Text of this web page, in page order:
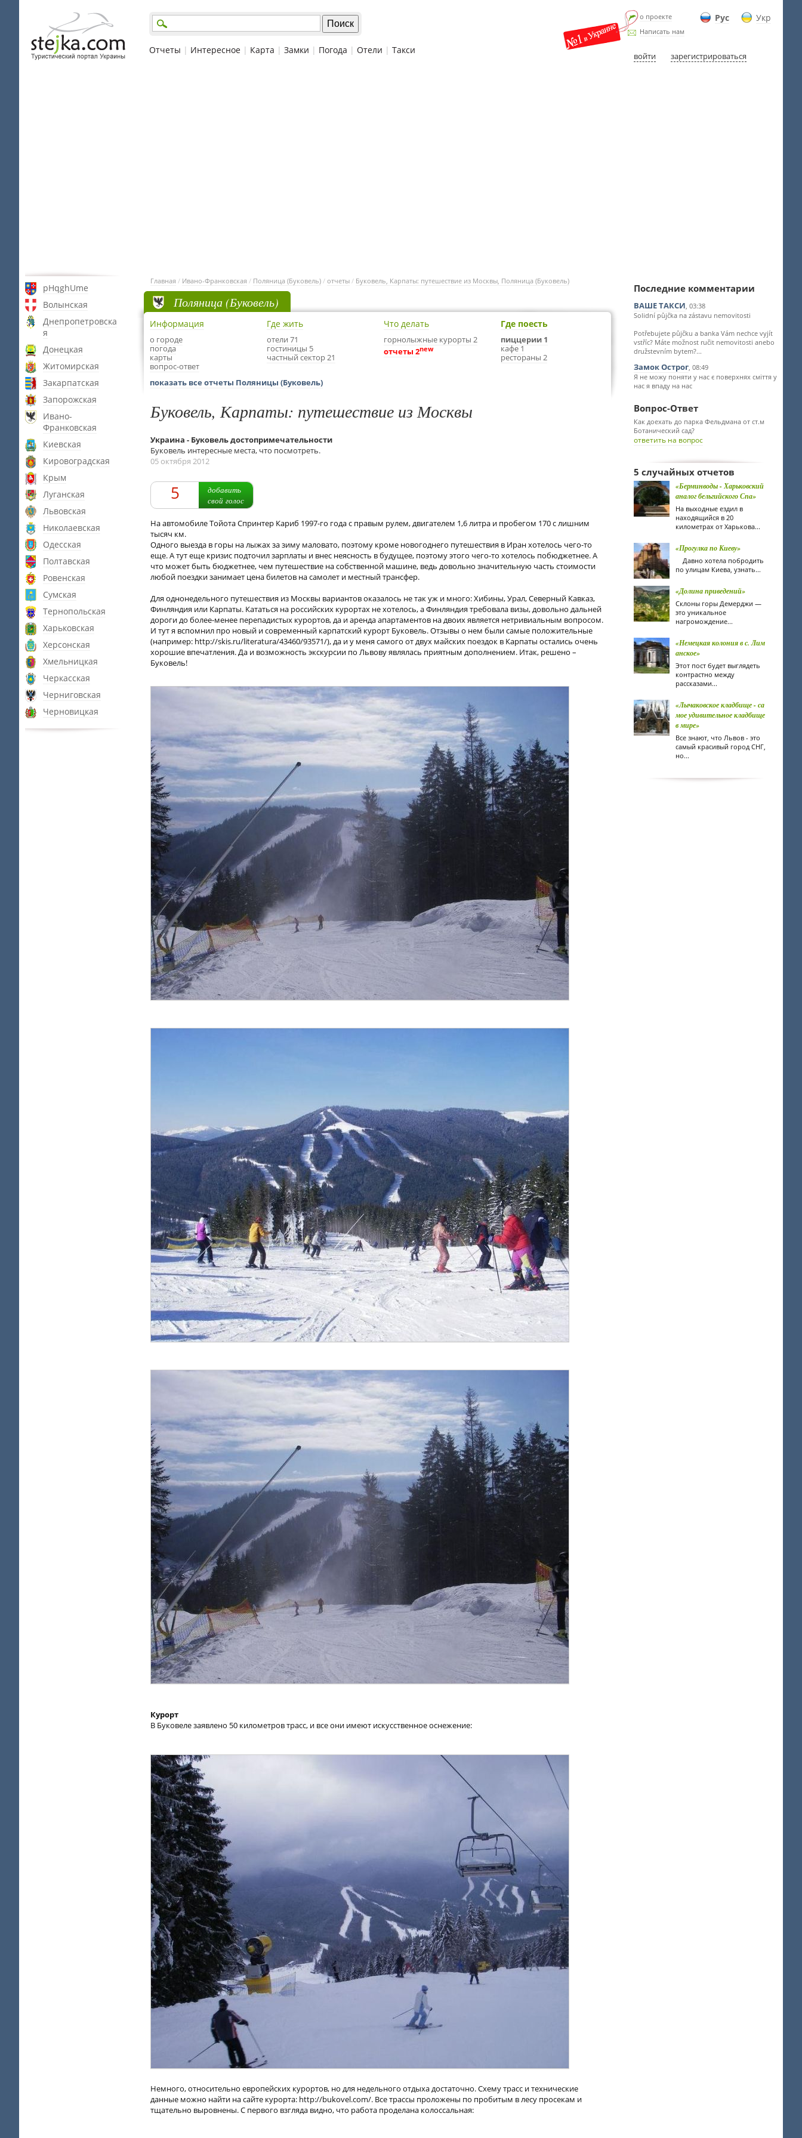
Рус Укр
о проекте
Написать нам
войти зарегистрироваться
Отчеты | Интересное | Карта | Замки | Погода | Отели | Такси
pHqghUme
Волынская
Днепропетровска
я
Донецкая
Житомирская
Закарпатская
Запорожская
Ивано-
Франковская
Киевская
Кировоградская
Крым
Луганская
Львовская
Николаевская
Одесская
Полтавская
Ровенская
Сумская
Тернопольская
Харьковская
Херсонская
Хмельницкая
Черкасская
Черниговская
Черновицкая
Главная / Ивано-Франковская / Поляница (Буковель) / отчеты / Буковель, Карпаты: путешествие из Москвы, Поляница (Буковель)
Поляница (Буковель)
Информация
о городе
погода
карты
вопрос-ответ
Где жить
отели 71
гостиницы 5
частный сектор 21
Что делать
горнолыжные курорты 2
отчеты 2new
Где поесть
пиццерии 1
кафе 1
рестораны 2
показать все отчеты Поляницы (Буковель)
Буковель, Карпаты: путешествие из Москвы
Украина - Буковель достопримечательности
Буковель интересные места, что посмотреть.
05 октября 2012
5
добавить
свой голос
На автомобиле Тойота Спринтер Кариб 1997-го года с правым рулем, двигателем 1,6 литра и пробегом 170 с лишним
тысяч км.
Одного выезда в горы на лыжах за зиму маловато, поэтому кроме новогоднего путешествия в Иран хотелось чего-то
еще. А тут еще кризис подточил зарплаты и внес неясность в будущее, поэтому этого чего-то хотелось побюджетнее. А
что может быть бюджетнее, чем путешествие на собственной машине, ведь довольно значительную часть стоимости
любой поездки занимает цена билетов на самолет и местный трансфер.
Для однонедельного путешествия из Москвы вариантов оказалось не так уж и много: Хибины, Урал, Северный Кавказ,
Финляндия или Карпаты. Кататься на российских курортах не хотелось, а Финляндия требовала визы, довольно дальней
дороги до более-менее перепадистых курортов, да и аренда апартаментов на двоих является нетривиальным вопросом.
И тут я вспомнил про новый и современный карпатский курорт Буковель. Отзывы о нем были самые положительные
(например: http://skis.ru/literatura/43460/93571/), да и у меня самого от двух майских поездок в Карпаты остались очень
хорошие впечатления. Да и возможность экскурсии по Львову являлась приятным дополнением. Итак, решено –
Буковель!
Курорт
В Буковеле заявлено 50 километров трасс, и все они имеют искусственное оснежение:
Немного, относительно европейских курортов, но для недельного отдыха достаточно. Схему трасс и технические
данные можно найти на сайте курорта: http://bukovel.com/. Все трассы проложены по пробитым в лесу просекам и
тщательно выровнены. С первого взгляда видно, что работа проделана колоссальная:
Последние комментарии
ВАШЕ ТАКСИ, 03:38
Solidní půjčka na zástavu nemovitosti
Potřebujete půjčku a banka Vám nechce vyjít
vstříc? Máte možnost ručit nemovitosti anebo
družstevním bytem?...
Замок Острог, 08:49
Я не можу поняти у нас є поверхнях сміття у
нас я впаду на нас
Вопрос-Ответ
Как доехать до парка Фельдмана от ст.м
Ботанический сад?
ответить на вопрос
5 случайных отчетов
«Берминводы - Харьковский
аналог бельгийского Спа»
На выходные ездил в
находящийся в 20
километрах от Харькова...
«Прогулка по Киеву»
Давно хотела побродить
по улицам Киева, узнать...
«Долина приведений»
Склоны горы Демерджи —
это уникальное
нагромождение...
«Немецкая колония в с. Лим
анское»
Этот пост будет выглядеть
контрастно между
рассказами...
«Лычаковское кладбище - са
мое удивительное кладбище
в мире»
Все знают, что Львов - это
самый красивый город СНГ,
но...